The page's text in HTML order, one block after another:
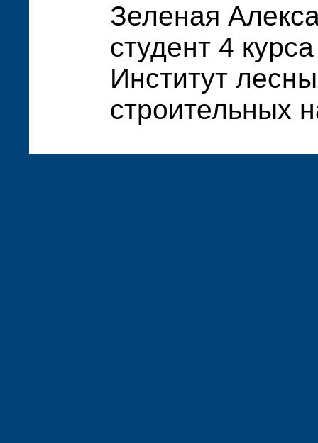
Зеленая
студент 4
Институт
строительных